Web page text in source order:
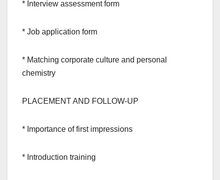
* Interview assessment form
* Job application form
* Matching corporate culture and personal
chemistry
PLACEMENT AND FOLLOW-UP
* Importance of first impressions
* Introduction training